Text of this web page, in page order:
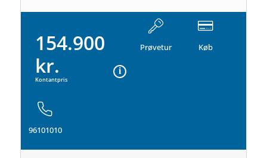
154.900
kr.
Kontantpris
Prøvetur Køb
96101010